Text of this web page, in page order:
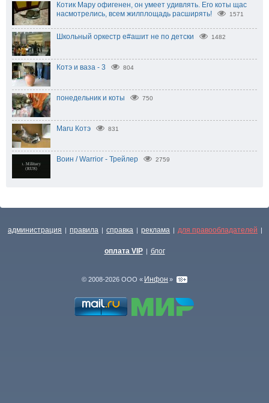
Котик Мару офигенен, он умеет удивлять. Его коты щас
насмотрелись, всем жилплощадь расширять!
1571
Школьный оркестр е#ашит не по детски 1482
Котэ и ваза - 3 804
понедельник и коты 750
Maru Котэ 831
Воин / Warrior - Трейлер 2759
администрация | правила | справка | реклама | для правообладателей |
оплата VIP | блог
© 2008-2026 ООО « Инфон »